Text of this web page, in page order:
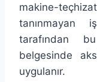
makine-
tanınmayan
tarafından
belgesinde
uygulanır.